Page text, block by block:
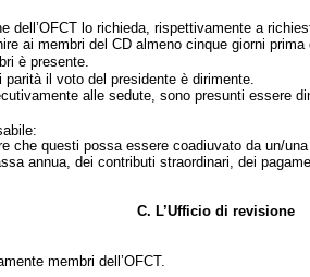
lo richieda, rispettivamente a
ai membri del CD almeno cinque giorni
è presente.
il voto del presidente è dirimente.
alle sedute, sono presunti essere
che questi possa essere coadiuvato da un/
annua, dei contributi straordinari, dei
C. L’Ufficio di revisione
membri dell’OFCT.